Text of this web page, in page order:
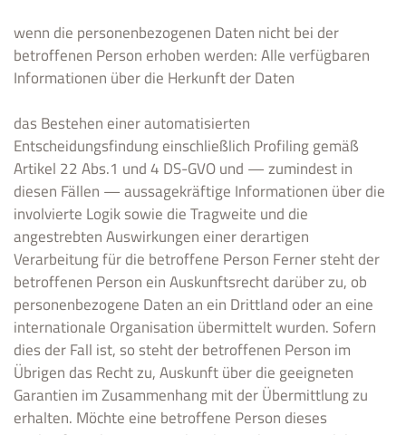
wenn die personenbezogenen Daten nicht bei der
betroffenen Person erhoben werden: Alle verfügbaren
Informationen über die Herkunft der Daten
das Bestehen einer automatisierten
Entscheidungsfindung einschließlich Profiling gemäß
Artikel 22 Abs.1 und 4 DS-GVO und — zumindest in
diesen Fällen — aussagekräftige Informationen über die
involvierte Logik sowie die Tragweite und die
angestrebten Auswirkungen einer derartigen
Verarbeitung für die betroffene Person Ferner steht der
betroffenen Person ein Auskunftsrecht darüber zu, ob
personenbezogene Daten an ein Drittland oder an eine
internationale Organisation übermittelt wurden. Sofern
dies der Fall ist, so steht der betroffenen Person im
Übrigen das Recht zu, Auskunft über die geeigneten
Garantien im Zusammenhang mit der Übermittlung zu
erhalten. Möchte eine betroffene Person dieses